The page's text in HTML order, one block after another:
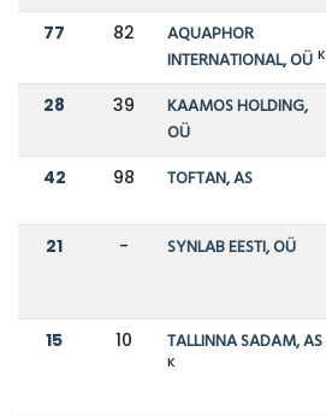
77 82
AQUAPHOR
INTERNATIONAL, OÜ K
28 39
KAAMOS HOLDING,
OÜ
42 98 TOFTAN, AS
21 - SYNLAB EESTI, OÜ
15 10 TALLINNA SADAM, AS
K